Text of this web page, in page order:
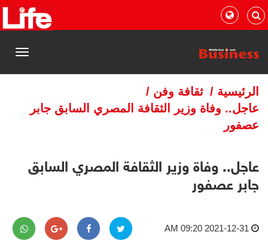
القائمة
الرئيسية / ثقافة وفن /
عاجل.. وفاة وزير الثقافة المصري السابق جابر
عصفور
عاجل.. وفاة وزير الثقافة المصري السابق
جابر عصفور
2021-12-31 09:20 AM